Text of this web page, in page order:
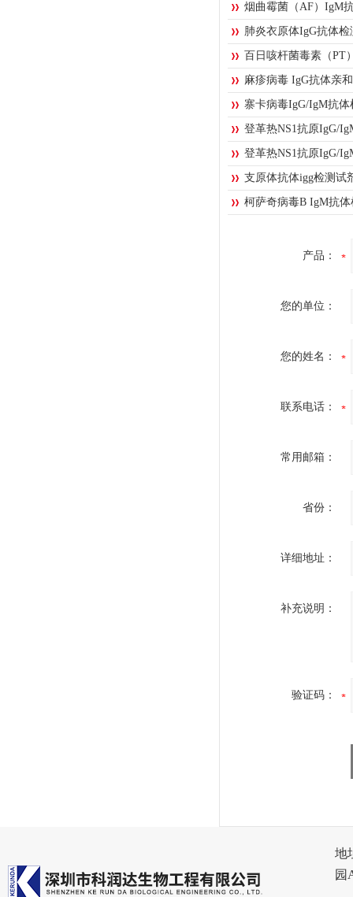
烟曲霉菌（AF）IgM
肺炎衣原体IgG抗体
百日咳杆菌毒素（PT
麻疹病毒 IgG抗体亲
寨卡病毒IgG/IgM抗体
登革热NS1抗原IgG/
登革热NS1抗原IgG/
支原体抗体igg检测试
柯萨奇病毒B IgM抗
产品：
您的单位：
您的姓名：
联系电话：
常用邮箱：
省份：
详细地址：
补充说明：
验证码：
地
园